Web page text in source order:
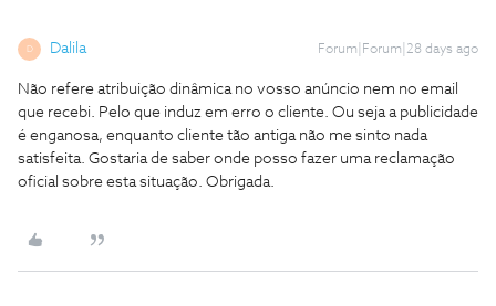
D Dalila Forum|Forum|28 days ago
Não refere atribuição dinâmica no vosso anúncio nem no email
que recebi. Pelo que induz em erro o cliente. Ou seja a publicidade
é enganosa, enquanto cliente tão antiga não me sinto nada
satisfeita. Gostaria de saber onde posso fazer uma reclamação
oficial sobre esta situação. Obrigada.